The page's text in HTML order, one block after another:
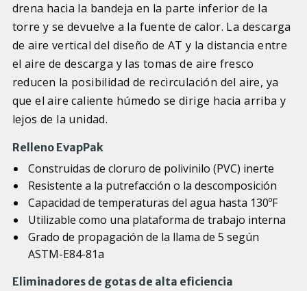
drena hacia la bandeja en la parte inferior de la
torre y se devuelve a la fuente de calor. La descarga
de aire vertical del diseño de AT y la distancia entre
el aire de descarga y las tomas de aire fresco
reducen la posibilidad de recirculación del aire, ya
que el aire caliente húmedo se dirige hacia arriba y
lejos de la unidad.
Relleno EvapPak
Construidas de cloruro de polivinilo (PVC) inerte
Resistente a la putrefacción o la descomposición
Capacidad de temperaturas del agua hasta 130ºF
Utilizable como una plataforma de trabajo interna
Grado de propagación de la llama de 5 según
ASTM-E84-81a
Eliminadores de gotas de alta eficiencia